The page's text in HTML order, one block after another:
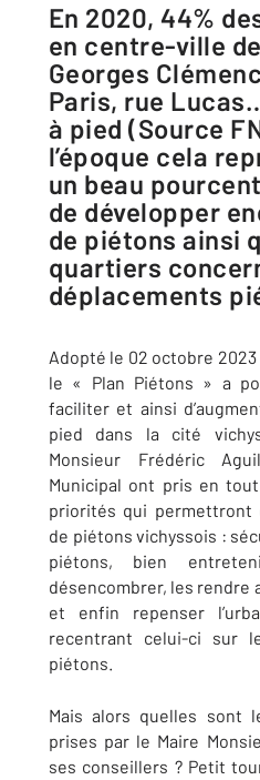
En 2020, 44% des déplacements
en centre-ville
Georges
Paris, rue
à pied (Source
l’époque cela
un beau
de développer
de piétons ainsi
quartiers
déplacements
Adopté le 02 octobre
le « Plan Piétons » a
faciliter et ainsi
pied dans la cité
Monsieur Frédéric
Municipal ont pris en
priorités qui permettront
de piétons vichyssois :
piétons, bien
désencombrer, les rendre
et enfin repenser
recentrant celui-ci sur
piétons.
Mais alors quelles sont
prises par le Maire
ses conseillers ? Petit